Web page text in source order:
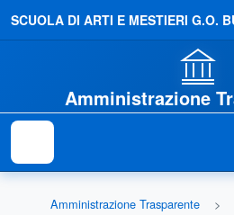
SCUOLA DI ARTI E MESTIERI G.O.
Amministrazione
Amministrazione Trasparente